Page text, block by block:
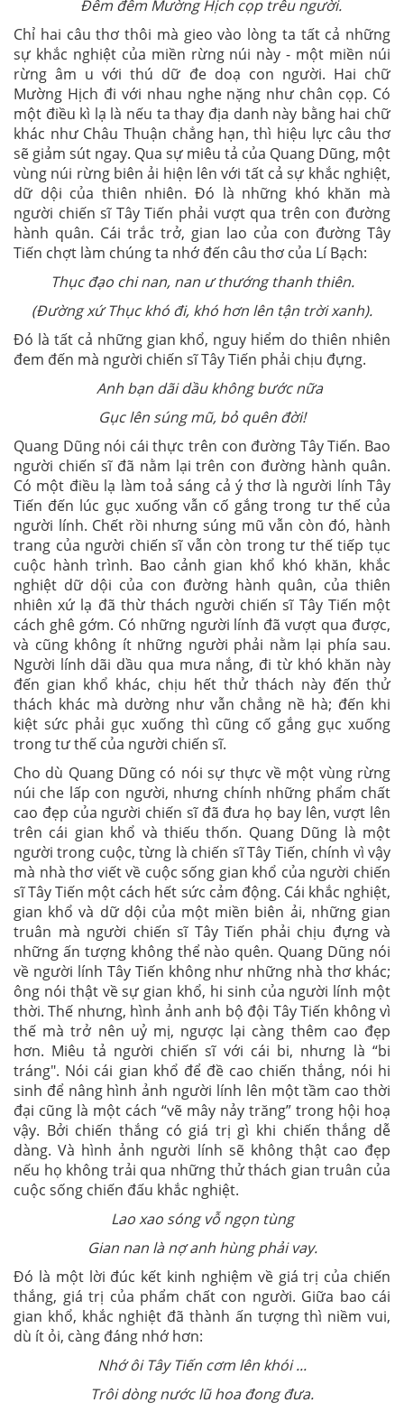
Đêm đêm Mường Hịch cọp trêu người.
Chỉ hai câu thơ thôi mà gieo vào lòng ta tất cả những
sự khắc nghiệt của miền rừng núi này - một miền núi
rừng âm u với thú dữ đe doạ con người. Hai chữ
Mường Hịch đi với nhau nghe nặng như chân cọp. Có
một điều kì lạ là nếu ta thay địa danh này bằng hai chữ
khác như Châu Thuận chẳng hạn, thì hiệu lực câu thơ
sẽ giảm sút ngay. Qua sự miêu tả của Quang Dũng, một
vùng núi rừng biên ải hiện lên với tất cả sự khắc nghiệt,
dữ dội của thiên nhiên. Đó là những khó khăn mà
người chiến sĩ Tây Tiến phải vượt qua trên con đường
hành quân. Cái trắc trở, gian lao của con đường Tây
Tiến chợt làm chúng ta nhớ đến câu thơ của Lí Bạch:
Thục đạo chi nan, nan ư thướng thanh thiên.
(Đường xứ Thục khó đi, khó hơn lên tận trời xanh).
Đó là tất cả những gian khổ, nguy hiểm do thiên nhiên
đem đến mà người chiến sĩ Tây Tiến phải chịu đựng.
Anh bạn dãi dầu không bước nữa
Gục lên súng mũ, bỏ quên đời!
Quang Dũng nói cái thực trên con đường Tây Tiến. Bao
người chiến sĩ đã nằm lại trên con đường hành quân.
Có một điều lạ làm toả sáng cả ý thơ là người lính Tây
Tiến đến lúc gục xuống vẫn cố gắng trong tư thế của
người lính. Chết rồi nhưng súng mũ vẫn còn đó, hành
trang của người chiến sĩ vẫn còn trong tư thế tiếp tục
cuộc hành trình. Bao cảnh gian khổ khó khăn, khắc
nghiệt dữ dội của con đường hành quân, của thiên
nhiên xứ lạ đã thừ thách người chiến sĩ Tây Tiến một
cách ghê gớm. Có những người lính đã vượt qua được,
và cũng không ít những người phải nằm lại phía sau.
Người lính dãi dầu qua mưa nắng, đi từ khó khăn này
đến gian khổ khác, chịu hết thử thách này đến thử
thách khác mà dường như vẫn chẳng nề hà; đến khi
kiệt sức phải gục xuống thì cũng cố gắng gục xuống
trong tư thế của người chiến sĩ.
Cho dù Quang Dũng có nói sự thực về một vùng rừng
núi che lấp con người, nhưng chính những phẩm chất
cao đẹp của người chiến sĩ đã đưa họ bay lên, vượt lên
trên cái gian khổ và thiếu thốn. Quang Dũng là một
người trong cuộc, từng là chiến sĩ Tây Tiến, chính vì vậy
mà nhà thơ viết về cuộc sống gian khổ của người chiến
sĩ Tây Tiến một cách hết sức cảm động. Cái khắc nghiệt,
gian khổ và dữ dội của một miền biên ải, những gian
truân mà người chiến sĩ Tây Tiến phải chịu đựng và
những ấn tượng không thể nào quên. Quang Dũng nói
về người lính Tây Tiến không như những nhà thơ khác;
ông nói thật về sự gian khổ, hi sinh của người lính một
thời. Thế nhưng, hình ảnh anh bộ đội Tây Tiến không vì
thế mà trở nên uỷ mị, ngược lại càng thêm cao đẹp
hơn. Miêu tả người chiến sĩ với cái bi, nhưng là “bi
tráng". Nói cái gian khổ để đề cao chiến thắng, nói hi
sinh để nâng hình ảnh người lính lên một tầm cao thời
đại cũng là một cách “vẽ mây nảy trăng” trong hội hoạ
vậy. Bởi chiến thắng có giá trị gì khi chiến thắng dễ
dàng. Và hình ảnh người lính sẽ không thật cao đẹp
nếu họ không trải qua những thử thách gian truân của
cuộc sống chiến đấu khắc nghiệt.
Lao xao sóng vỗ ngọn tùng
Gian nan là nợ anh hùng phải vay.
Đó là một lời đúc kết kinh nghiệm về giá trị của chiến
thắng, giá trị của phẩm chất con người. Giữa bao cái
gian khổ, khắc nghiệt đã thành ấn tượng thì niềm vui,
dù ít ỏi, càng đáng nhớ hơn:
Nhớ ôi Tây Tiến cơm lên khói ...
Trôi dòng nước lũ hoa đong đưa.